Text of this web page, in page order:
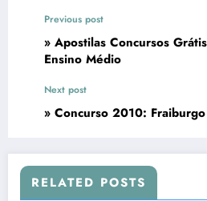
Previous post
» Apostilas Concursos
Ensino Médio
Next post
» Concurso 2010:
RELATED POSTS